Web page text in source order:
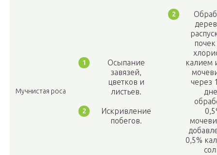
Мучнистая роса
Осыпание
завязей,
цветков и
листьев.
Искривление
побегов.
калием
через
0,5%